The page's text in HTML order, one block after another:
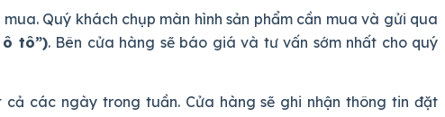
Quý khách chụp màn hình sản phẩm cần mua và gửi qua
ô tô”). Bên cửa hàng sẽ báo giá và tư vấn sớm nhất cho quý
cả các ngày trong tuần. Cửa hàng sẽ ghi nhận thông tin đặt